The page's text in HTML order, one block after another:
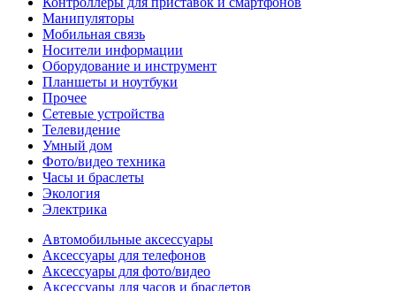
Манипуляторы
Мобильная связь
Носители информации
Оборудование и инструмент
Планшеты и ноутбуки
Прочее
Сетевые устройства
Телевидение
Умный дом
Фото/видео техника
Часы и браслеты
Экология
Электрика
Автомобильные аксессуары
Аксессуары для телефонов
Аксессуары для фото/видео
Аксессуары для часов и браслетов